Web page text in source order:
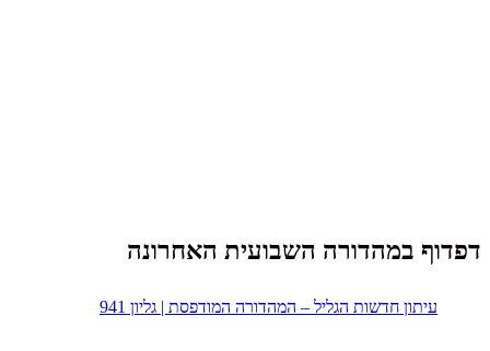
דפדוף במהדורה השבועית האחרונה
עיתון חדשות הגליל – המהדורה המודפסת | גליון 941